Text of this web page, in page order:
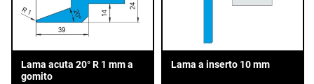
Lama acuta 20° R 1 mm a
gomito
Lama a inserto 10 mm